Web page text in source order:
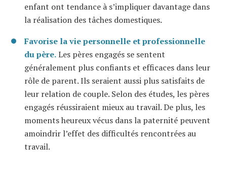
enfant ont tendance à s’impliquer davantage dans
la réalisation des tâches domestiques.
Favorise la vie personnelle et professionnelle
du père.Les pères engagés se sentent
généralement plus confiants et efficaces dans leur
rôle de parent. Ils seraient aussi plus satisfaits de
leur relation de couple. Selon des études, les pères
engagés réussiraient mieux au travail. De plus, les
moments heureux vécus dans la paternité peuvent
amoindrir l’effet des difficultés rencontrées au
travail.